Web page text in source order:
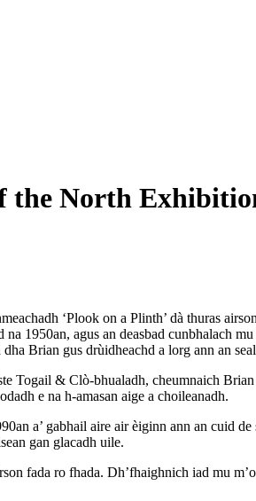
the North
‘Plook on a Plinth’ dà thuras
1950an, agus an deasbad cunbhalach
Brian gus drùidheachd a lorg ann an
Togail & Clò-bhualadh, cheumnaich
e na h-amasan aige a choileanadh.
a’ gabhail aire air èiginn ann an cuid
gan glacadh uile.
fada ro fhada. Dh’fhaighnich iad mu